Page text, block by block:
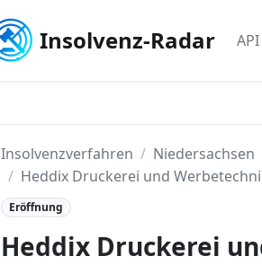
Insolvenz-Radar API
Insolvenzverfahren Niedersachsen
Heddix Druckerei und
Eröffnung
Heddix Druckerei